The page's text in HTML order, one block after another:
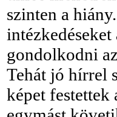
szinten a
gondolkodni
Tehát jó hírrel
képet festettek